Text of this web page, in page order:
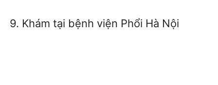
9. Khám tại bệnh viện Phổi Hà Nội